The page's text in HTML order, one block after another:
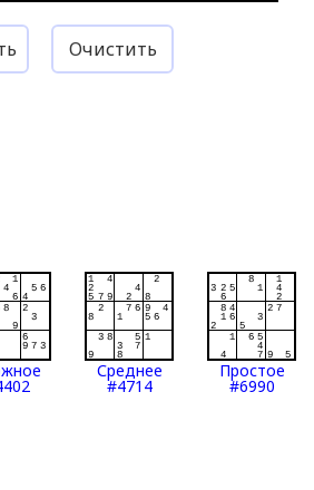
Очистить
Среднее
#4714
Простое
#6990